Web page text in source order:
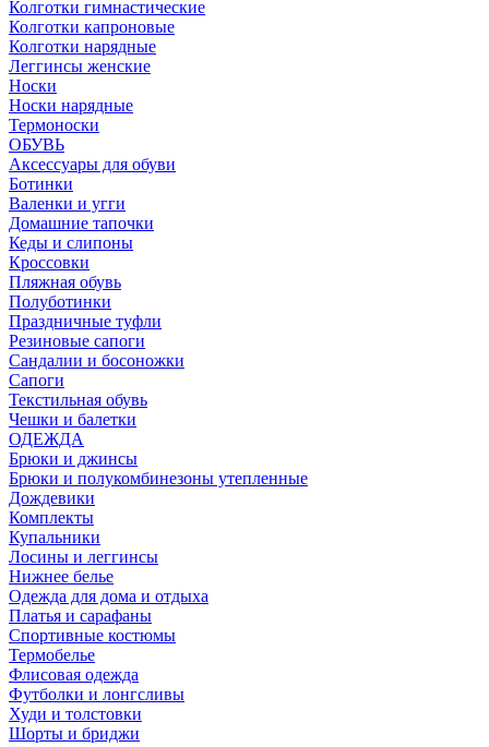
Колготки гимнастические
Колготки капроновые
Колготки нарядные
Леггинсы женские
Носки
Носки нарядные
Термоноски
ОБУВЬ
Аксессуары для обуви
Ботинки
Валенки и угги
Домашние тапочки
Кеды и слипоны
Кроссовки
Пляжная обувь
Полуботинки
Праздничные туфли
Резиновые сапоги
Сандалии и босоножки
Сапоги
Текстильная обувь
Чешки и балетки
ОДЕЖДА
Брюки и джинсы
Брюки и полукомбинезоны утепленные
Дождевики
Комплекты
Купальники
Лосины и леггинсы
Нижнее белье
Одежда для дома и отдыха
Платья и сарафаны
Спортивные костюмы
Термобелье
Флисовая одежда
Футболки и лонгсливы
Худи и толстовки
Шорты и бриджи